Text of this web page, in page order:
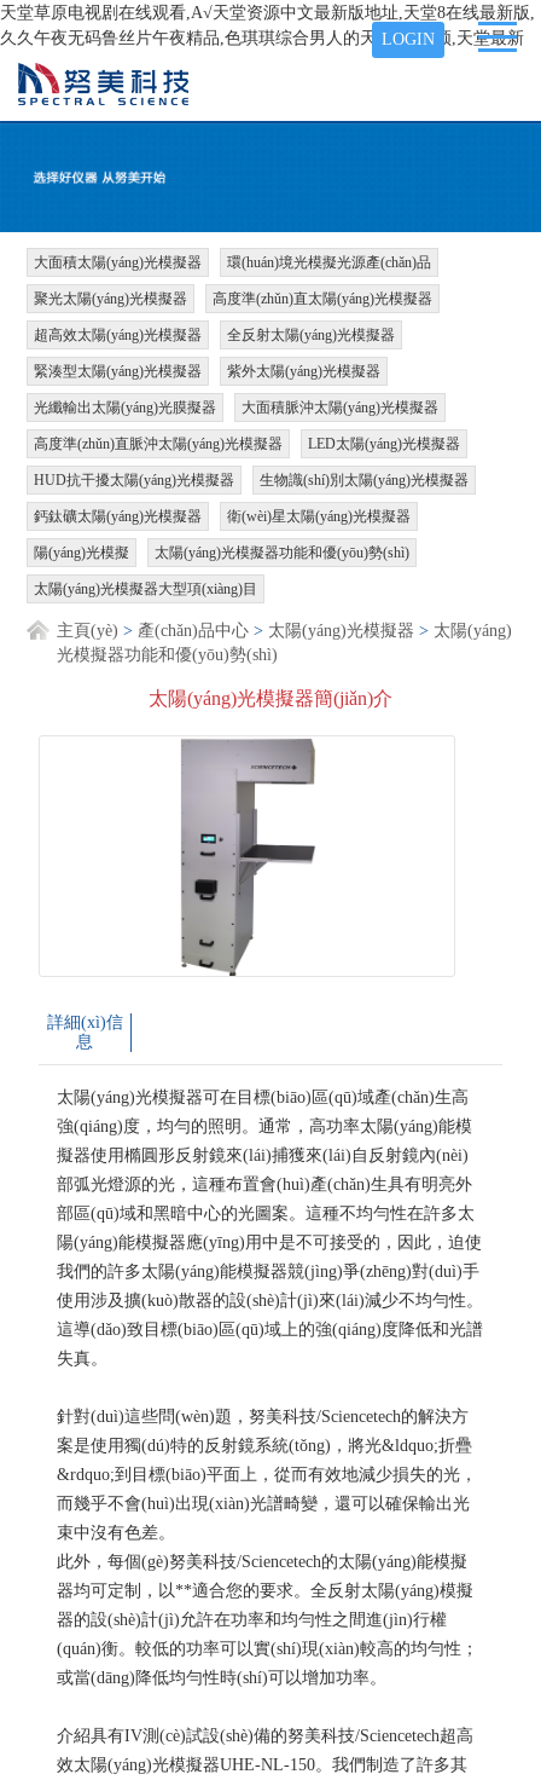
天堂草原电视剧在线观看,А√天堂资源中文最新版地址,天堂8在线最新版,
久久午夜无码鲁丝片午夜精品,色琪琪综合男人的天堂AⅤ视频,天堂最新
LOGIN
大面積太陽(yáng)光模擬器 環(huán)境光模擬光源產(chǎn)品
聚光太陽(yáng)光模擬器 高度準(zhǔn)直太陽(yáng)光模擬器
超高效太陽(yáng)光模擬器 全反射太陽(yáng)光模擬器
緊湊型太陽(yáng)光模擬器 紫外太陽(yáng)光模擬器
光纖輸出太陽(yáng)光膜擬器 大面積脈沖太陽(yáng)光模擬器
高度準(zhǔn)直脈沖太陽(yáng)光模擬器 LED太陽(yáng)光模擬器
HUD抗干擾太陽(yáng)光模擬器 生物識(shí)別太陽(yáng)光模擬器
鈣鈦礦太陽(yáng)光模擬器 衛(wèi)星太陽(yáng)光模擬器
陽(yáng)光模擬 太陽(yáng)光模擬器功能和優(yōu)勢(shì)
太陽(yáng)光模擬器大型項(xiàng)目
主頁(yè) > 產(chǎn)品中心 > 太陽(yáng)光模擬器 > 太陽(yáng)
光模擬器功能和優(yōu)勢(shì)
太陽(yáng)光模擬器簡(jiǎn)介
詳細(xì)信
息
太陽(yáng)光模擬器可在目標(biāo)區(qū)域產(chǎn)生高
強(qiáng)度，均勻的照明。通常，高功率太陽(yáng)能模
擬器使用橢圓形反射鏡來(lái)捕獲來(lái)自反射鏡內(nèi)
部弧光燈源的光，這種布置會(huì)產(chǎn)生具有明亮外
部區(qū)域和黑暗中心的光圖案。這種不均勻性在許多太
陽(yáng)能模擬器應(yīng)用中是不可接受的，因此，迫使
我們的許多太陽(yáng)能模擬器競(jìng)爭(zhēng)對(duì)手
使用涉及擴(kuò)散器的設(shè)計(jì)來(lái)減少不均勻性。
這導(dǎo)致目標(biāo)區(qū)域上的強(qiáng)度降低和光譜
失真。
針對(duì)這些問(wèn)題，努美科技/Sciencetech的解決方
案是使用獨(dú)特的反射鏡系統(tǒng)，將光&ldquo;折疊
&rdquo;到目標(biāo)平面上，從而有效地減少損失的光，
而幾乎不會(huì)出現(xiàn)光譜畸變，還可以確保輸出光
束中沒有色差。
此外，每個(gè)努美科技/Sciencetech的太陽(yáng)能模擬
器均可定制，以**適合您的要求。全反射太陽(yáng)模擬
器的設(shè)計(jì)允許在功率和均勻性之間進(jìn)行權
(quán)衡。較低的功率可以實(shí)現(xiàn)較高的均勻性；
或當(dāng)降低均勻性時(shí)可以增加功率。
介紹具有IV測(cè)試設(shè)備的努美科技/Sciencetech超高
效太陽(yáng)光模擬器UHE-NL-150。我們制造了許多其